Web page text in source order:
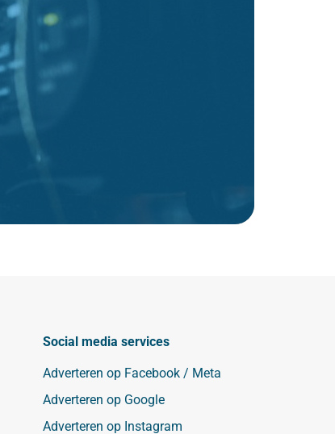
Social media services
Adverteren op Facebook / Meta
Adverteren op Google
Adverteren op Instagram